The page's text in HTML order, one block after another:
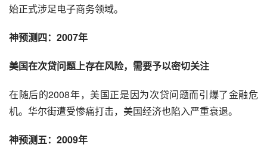
始正式涉足电子商务领域。
神预测四：2007年
美国在次贷问题上存在风险，需要予以密切关注
在随后的2008年，美国正是因为次贷问题而引爆了金融危
机。华尔街遭受惨痛打击，美国经济也陷入严重衰退。
神预测五：2009年